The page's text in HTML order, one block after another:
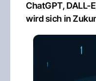
ChatGPT,
wird sich in